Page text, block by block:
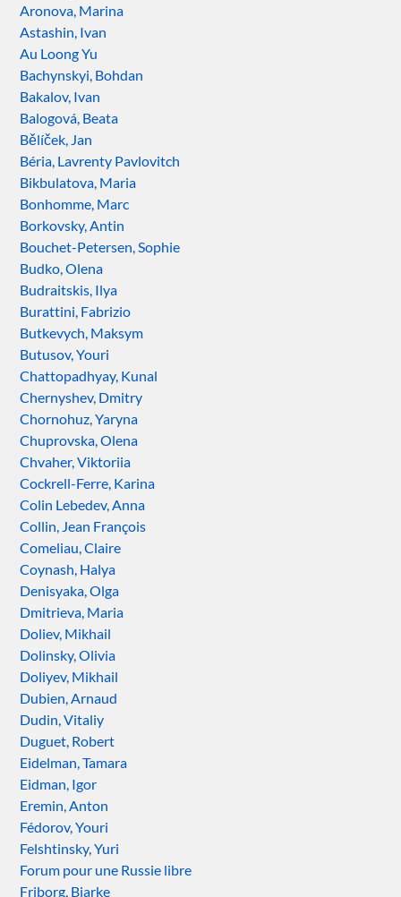
Aronova, Marina
Astashin, Ivan
Au Loong Yu
Bachynskyi, Bohdan
Bakalov, Ivan
Balogová, Beata
Bělíček, Jan
Béria, Lavrenty Pavlovitch
Bikbulatova, Maria
Bonhomme, Marc
Borkovsky, Antin
Bouchet-Petersen, Sophie
Budko, Olena
Budraitskis, Ilya
Burattini, Fabrizio
Butkevych, Maksym
Butusov, Youri
Chattopadhyay, Kunal
Chernyshev, Dmitry
Chornohuz, Yaryna
Chuprovska, Olena
Chvaher, Viktoriia
Cockrell-Ferre, Karina
Colin Lebedev, Anna
Collin, Jean François
Comeliau, Claire
Coynash, Halya
Denisyaka, Olga
Dmitrieva, Maria
Doliev, Mikhail
Dolinsky, Olivia
Doliyev, Mikhail
Dubien, Arnaud
Dudin, Vitaliy
Duguet, Robert
Eidelman, Tamara
Eidman, Igor
Eremin, Anton
Fédorov, Youri
Felshtinsky, Yuri
Forum pour une Russie libre
Friborg, Bjarke